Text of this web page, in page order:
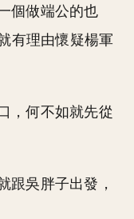
個做端公的也
有理由懷疑楊軍
，何不如就先從
跟吳胖子出發，